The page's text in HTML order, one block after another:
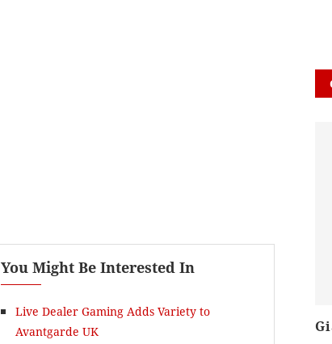
You Might Be Interested In
Live Dealer Gaming Adds Variety to
Avantgarde UK
Học Viết Theo Yêu Cầu